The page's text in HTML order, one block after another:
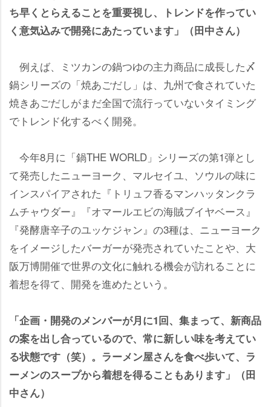
ち早くとらえることを重要視し、トレンドを作ってい
く意気込みで開発にあたっています」（田中さん）
例えば、ミツカンの鍋つゆの主力商品に成長した〆
鍋シリーズの「焼あごだし」は、九州で食されていた
焼きあごだしがまだ全国で流行っていないタイミング
でトレンド化するべく開発。
今年8月に「鍋THE WORLD」シリーズの第1弾とし
て発売したニューヨーク、マルセイユ、ソウルの味に
インスパイアされた『トリュフ香るマンハッタンクラ
ムチャウダー』『オマールエビの海賊ブイヤベース』
『発酵唐辛子のユッケジャン』の3種は、ニューヨーク
をイメージしたバーガーが発売されていたことや、大
阪万博開催で世界の文化に触れる機会が訪れることに
着想を得て、開発を進めたという。
「企画・開発のメンバーが月に1回、集まって、新商品
の案を出し合っているので、常に新しい味を考えてい
る状態です（笑）。ラーメン屋さんを食べ歩いて、ラ
ーメンのスープから着想を得ることもあります」（田
中さん）